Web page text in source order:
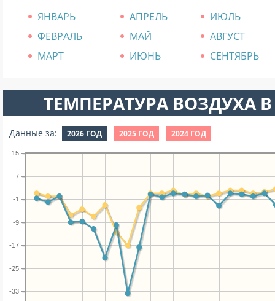
ЯНВАРЬ АПРЕЛЬ
ИЮЛЬ
ФЕВРАЛЬ
МАЙ
АВГУСТ
МАРТ
ИЮНЬ СЕНТЯБРЬ
ТЕМПЕРАТУРА ВОЗДУХА В
Данные за: 2026 ГОД 2025 ГОД 2024 ГОД
-33
-25
-17
-9
-1
7
15